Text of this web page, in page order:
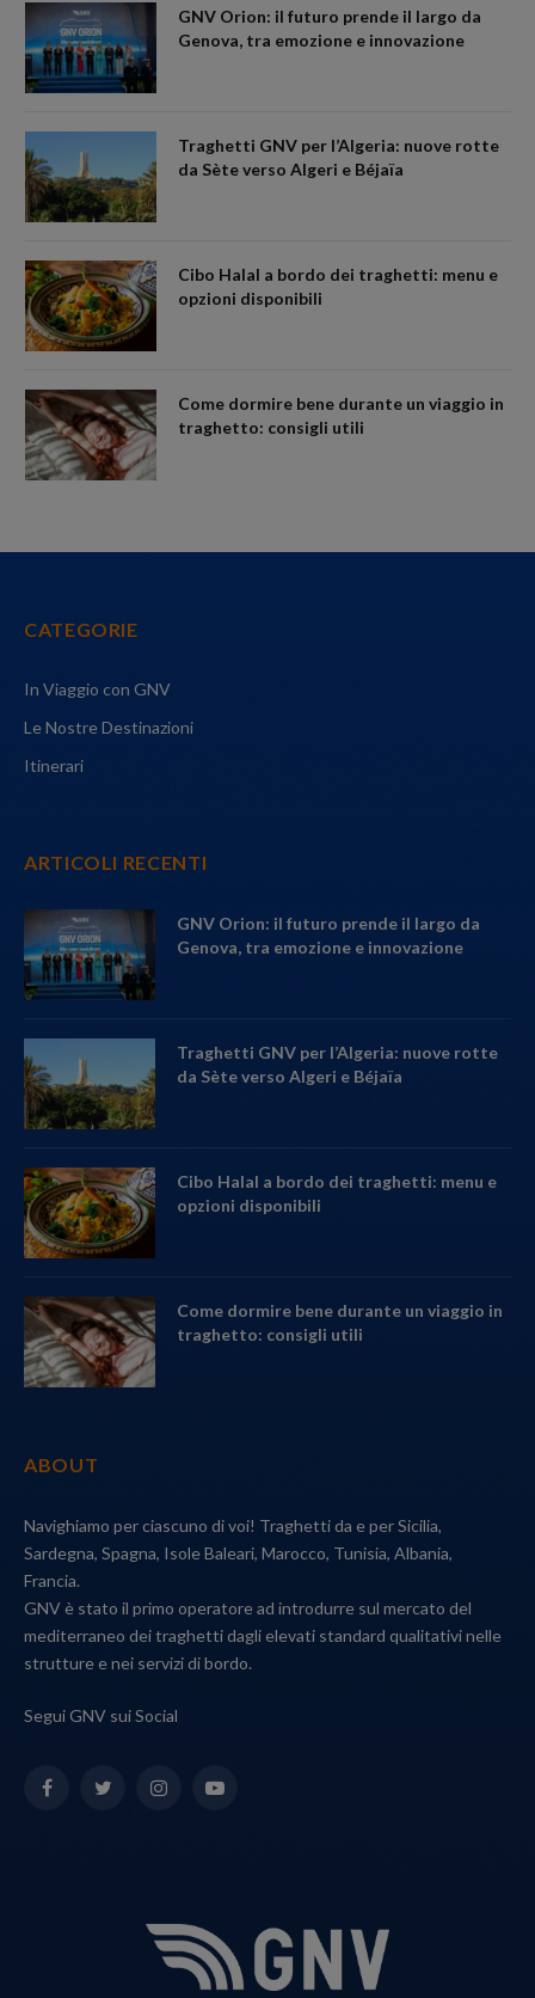
GNV Orion: il futuro prende il largo da
Genova, tra emozione e innovazione
Traghetti GNV per l’Algeria: nuove rotte
da Sète verso Algeri e Béjaïa
Cibo Halal a bordo dei traghetti: menu e
opzioni disponibili
Come dormire bene durante un viaggio in
traghetto: consigli utili
CATEGORIE
In Viaggio con GNV
Le Nostre Destinazioni
Itinerari
ARTICOLI RECENTI
GNV Orion: il futuro prende il largo da
Genova, tra emozione e innovazione
Traghetti GNV per l’Algeria: nuove rotte
da Sète verso Algeri e Béjaïa
Cibo Halal a bordo dei traghetti: menu e
opzioni disponibili
Come dormire bene durante un viaggio in
traghetto: consigli utili
ABOUT
Navighiamo per ciascuno di voi! Traghetti da e per Sicilia,
Sardegna, Spagna, Isole Baleari, Marocco, Tunisia, Albania,
Francia.
GNV è stato il primo operatore ad introdurre sul mercato del
mediterraneo dei traghetti dagli elevati standard qualitativi nelle
strutture e nei servizi di bordo.
Segui GNV sui Social
FacebookTwitterInstagramYouTube